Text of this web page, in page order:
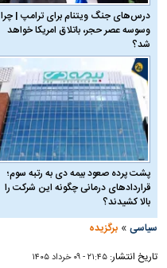
درس‌های جنگ ویتنام برای ترامپ | چرا
وسوسه عصر حجر، باتلاق امریکا خواهد
شد؟
پشت پرده صعود بیمه دی به رتبه سوم؛
قراردادهای درمانی چگونه این شرکت را
بالا کشیدند؟
سیاسی »برگزیده
تاریخ انتشار:۲۱:۴۵ - ۰۹ خرداد ۱۴۰۵